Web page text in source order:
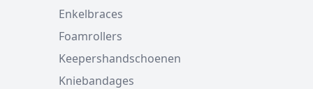
Enkelbraces
Foamrollers
Keepershandschoenen
Kniebandages